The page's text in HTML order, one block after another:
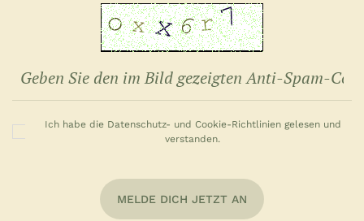
Ich habe die Datenschutz- und Cookie-Richtlinien gelesen und
verstanden.
MELDE DICH JETZT AN